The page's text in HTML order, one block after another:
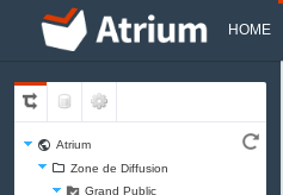
HOME
Atrium
Zone de Diffusion
Grand Public